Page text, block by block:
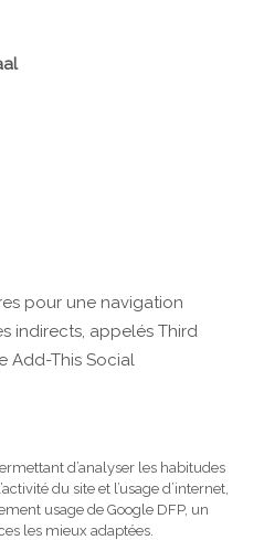
pour une navigation
indirects, appelés Third
Add-This Social
d’analyser les habitudes
du site et l’usage d’internet,
usage de Google DFP, un
les mieux adaptées.